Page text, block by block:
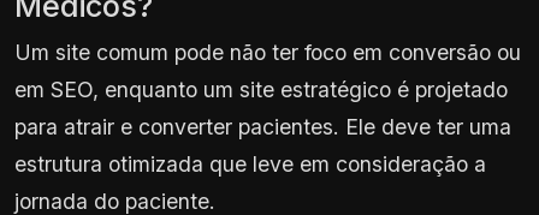
Um site comum pode não ter foco em conversão ou
em SEO, enquanto um site estratégico é projetado
para atrair e converter pacientes. Ele deve ter uma
estrutura otimizada que leve em consideração a
jornada do paciente.